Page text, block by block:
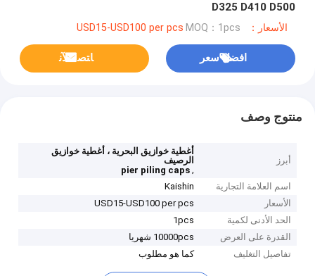
D325 D410 D500
الأسعار：USD15-USD100 per pcs MOQ：1pcs
افضل سعر ﺎﺘﺼﻟ ﺍﻶﻧ
منتوج وصف
أبرز
أغطية خوازيق البحرية ، أغطية خوازيق
الرصيف
,
pier piling caps
اسم العلامة التجارية
Kaishin
الأسعار
USD15-USD100 per pcs
الحد الأدنى لكمية
1pcs
القدرة على العرض
10000pcs شهريا
تفاصيل التغليف
كما هو مطلوب